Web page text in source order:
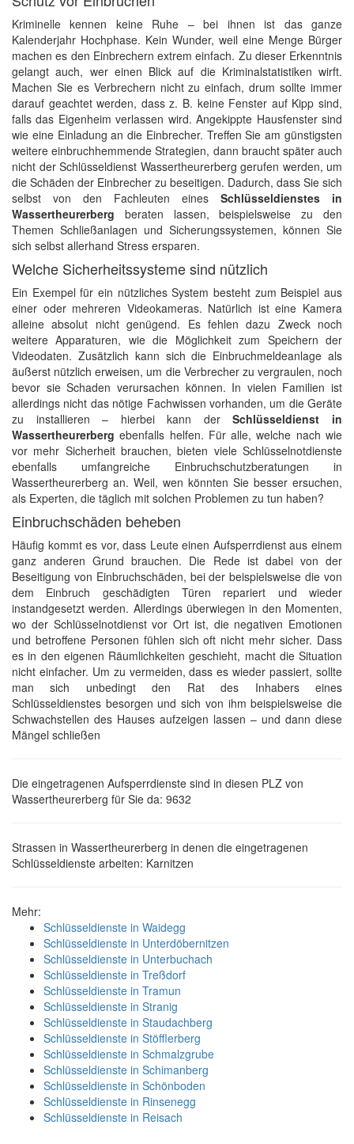
Kriminelle kennen keine Ruhe – bei ihnen ist das ganze
Kalenderjahr Hochphase. Kein Wunder, weil eine Menge Bürger
machen es den Einbrechern extrem einfach. Zu dieser Erkenntnis
gelangt auch, wer einen Blick auf die Kriminalstatistiken wirft.
Machen Sie es Verbrechern nicht zu einfach, drum sollte immer
darauf geachtet werden, dass z. B. keine Fenster auf Kipp sind,
falls das Eigenheim verlassen wird. Angekippte Hausfenster sind
wie eine Einladung an die Einbrecher. Treffen Sie am günstigsten
weitere einbruchhemmende Strategien, dann braucht später auch
nicht der Schlüsseldienst Wassertheurerberg gerufen werden, um
die Schäden der Einbrecher zu beseitigen. Dadurch, dass Sie sich
selbst von den Fachleuten eines Schlüsseldienstes in
Wassertheurerberg beraten lassen, beispielsweise zu den
Themen Schließanlagen und Sicherungssystemen, können Sie
sich selbst allerhand Stress ersparen.
Welche Sicherheitssysteme sind nützlich
Ein Exempel für ein nützliches System besteht zum Beispiel aus
einer oder mehreren Videokameras. Natürlich ist eine Kamera
alleine absolut nicht genügend. Es fehlen dazu Zweck noch
weitere Apparaturen, wie die Möglichkeit zum Speichern der
Videodaten. Zusätzlich kann sich die Einbruchmeldeanlage als
äußerst nützlich erweisen, um die Verbrecher zu vergraulen, noch
bevor sie Schaden verursachen können. In vielen Familien ist
allerdings nicht das nötige Fachwissen vorhanden, um die Geräte
zu installieren – hierbei kann derSchlüsseldienst in
Wassertheurerberg ebenfalls helfen. Für alle, welche nach wie
vor mehr Sicherheit brauchen, bieten viele Schlüsselnotdienste
ebenfalls umfangreiche Einbruchschutzberatungen in
Wassertheurerberg an. Weil, wen könnten Sie besser ersuchen,
als Experten, die täglich mit solchen Problemen zu tun haben?
Einbruchschäden beheben
Häufig kommt es vor, dass Leute einen Aufsperrdienst aus einem
ganz anderen Grund brauchen. Die Rede ist dabei von der
Beseitigung von Einbruchschäden, bei der beispielsweise die von
dem Einbruch geschädigten Türen repariert und wieder
instandgesetzt werden. Allerdings überwiegen in den Momenten,
wo der Schlüsselnotdienst vor Ort ist, die negativen Emotionen
und betroffene Personen fühlen sich oft nicht mehr sicher. Dass
es in den eigenen Räumlichkeiten geschieht, macht die Situation
nicht einfacher. Um zu vermeiden, dass es wieder passiert, sollte
man sich unbedingt den Rat des Inhabers eines
Schlüsseldienstes besorgen und sich von ihm beispielsweise die
Schwachstellen des Hauses aufzeigen lassen – und dann diese
Mängel schließen
Die eingetragenen Aufsperrdienste sind in diesen PLZ von
Wassertheurerberg für Sie da: 9632
Strassen in Wassertheurerberg in denen die eingetragenen
Schlüsseldienste arbeiten: Karnitzen
Mehr:
Schlüsseldienste in Waidegg
Schlüsseldienste in Unterdöbernitzen
Schlüsseldienste in Unterbuchach
Schlüsseldienste in Treßdorf
Schlüsseldienste in Tramun
Schlüsseldienste in Stranig
Schlüsseldienste in Staudachberg
Schlüsseldienste in Stöfflerberg
Schlüsseldienste in Schmalzgrube
Schlüsseldienste in Schimanberg
Schlüsseldienste in Schönboden
Schlüsseldienste in Rinsenegg
Schlüsseldienste in Reisach